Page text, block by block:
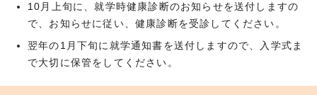
10月上旬に、就学時健康診断のお知らせを送付しますの
で、お知らせに従い、健康診断を受診してください。
翌年の1月下旬に就学通知書を送付しますので、入学式ま
で大切に保管をしてください。